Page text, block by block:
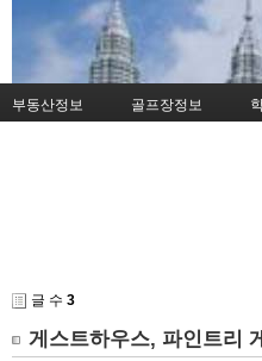
부동산정보 골프장정보
글 수 3
게스트하우스, 파인트리